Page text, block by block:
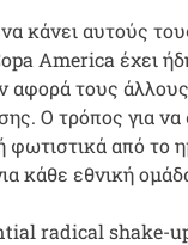
κάνει αυτούς
America έχει
τους
Ο τρόπος για
από το
κάθε εθνική
radical